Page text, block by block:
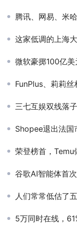
腾讯、网易、米
这家低调的上海大
微软豪掷100亿
FunPlus、莉莉丝相继
三七互娱双线落子：
Shopee退出法国
荣登榜首，Temu
谷歌AI智能体首
人们常常低估了
5万同时在线，61%好